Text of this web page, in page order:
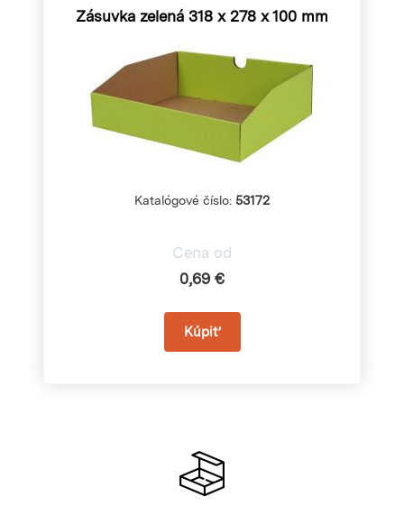
Zásuvka zelená 318 x 278 x 100 mm
Katalógové číslo: 53172
Cena od
0,69 €